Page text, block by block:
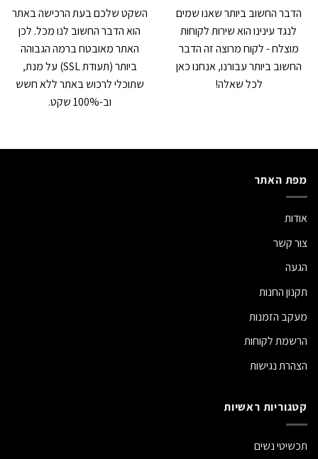
הדבר החשוב ביותר שאנו שמים
לנגד עינינו הוא שירות לקוחות
מוצלח - לקוח מרוצה זה הדבר
החשוב ביותר עבורנו, אנחנו כאן
לכל שאלה!
השקט שלכם בעת הרכישה באתר
הוא הדבר החשוב לנו מכל. לכן
האתר מאובטח ברמה הגבוהה
ביותר (תעודת SSL) על מנת,
שתוכלי לרכוש באתר ללא חשש
וב-100% שקט.
מפת האתר
אודות
צור קשר
הגעה
תקנון החנות
מעקב הזמנות
הרשמת לקוחות
הצהרת נגישות
קטגוריות ראשיות
תכשיטי נשים